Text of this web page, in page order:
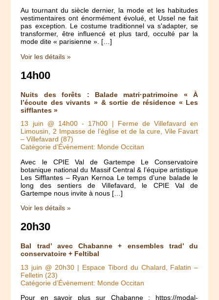
Au tournant du siècle dernier, la mode et les habitudes
vestimentaires ont énormément évolué, et Ussel ne fait
pas exception. Le costume traditionnel va s'adapter, se
transformer, être influencé et plus tard, occulté par la
mode dite « parisienne ». […]
Voir les détails »
14h00
Nuits des forêts : Balade matri·patrimoine « À
l’écoute des vivants » & sortie de résidence « Les
sifflantes »
13 juin @ 14h00- 17h00 | Ferme de Villefavard en
Limousin, 2 Impasse de l’église et de la cure, Vile Favart
– Villefavard (87)
Catégorie d’Évènement: Monde Occitan
Avec le CPIE Val de Gartempe Le Conservatoire
botanique national du Massif Central & l’équipe artistique
Les Sifflantes – Ryan Kernoa Le temps d’une balade le
long des sentiers de Villefavard, le CPIE Val de
Gartempe nous invite à nous […]
Voir les détails »
20h30
Bal trad’ avec Chabanne + ensembles trad’ du
conservatoire + Feltibal
13 juin @ 20h30 | Espace Tibord du Chalard, Falatin –
Felletin (23)
Catégorie d’Évènement: Monde Occitan
Pour en savoir plus sur Chabanne : https://modal-